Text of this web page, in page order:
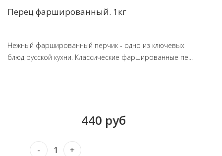
Перец фаршированный. 1кг
Нежный фаршированный перчик - одно из ключевых
блюд русской кухни. Классические фаршированные пе...
440 руб
- +